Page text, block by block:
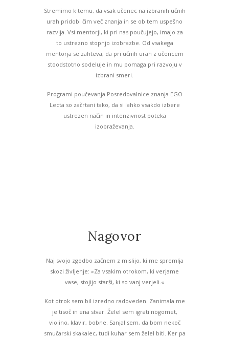
Stremimo k temu, da vsak učenec na izbranih učnih
urah pridobi čim več znanja in se ob tem uspešno
razvija. Vsi mentorji, ki pri nas poučujejo, imajo za
to ustrezno stopnjo izobrazbe. Od vsakega
mentorja se zahteva, da pri učnih urah z učencem
stoodstotno sodeluje in mu pomaga pri razvoju v
izbrani smeri.
Programi poučevanja Posredovalnice znanja EGO
Lecta so začrtani tako, da si lahko vsakdo izbere
ustrezen način in intenzivnost poteka
izobraževanja.
Nagovor
Naj svojo zgodbo začnem z mislijo, ki me spremlja
skozi življenje: »Za vsakim otrokom, ki verjame
vase, stojijo starši, ki so vanj verjeli.«
Kot otrok sem bil izredno radoveden. Zanimala me
je tisoč in ena stvar. Želel sem igrati nogomet,
violino, klavir, bobne. Sanjal sem, da bom nekoč
smučarski skakalec, tudi kuhar sem želel biti. Ker pa